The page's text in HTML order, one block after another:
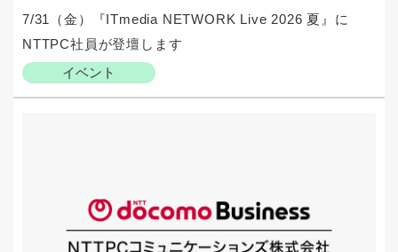
イベント
7/31（金）『ITmedia NETWORK Live 2026 夏』に
NTTPC社員が登壇します